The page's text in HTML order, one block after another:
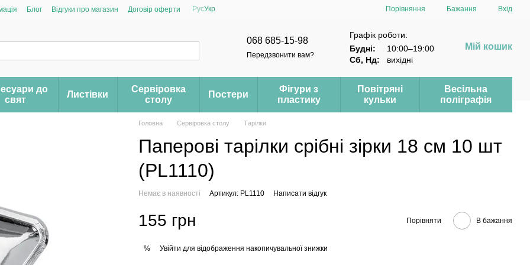
Блог Відгуки про магазин Договір оферти РусУкр Порівняння Бажання Вхід
068 685-15-98
Передзвонити вам?
Графік роботи:
Будні:
10:00–19:00
Сб, Нд:
вихідні
Мій кошик
до
свят
Листівки
Сервіровка
столу
Постери
Фігури з
пластику
Повітряні
кульки
Весільна
поліграфія
Головна Сервіровка столу Тарілки
Паперові тарілки срібні зірки 18 см 10 шт
(PL1110)
Немає в наявності Артикул: PL1110 Написати відгук
155 грн Порівняти В бажання
% Увійти для відображення накопичувальної знижки